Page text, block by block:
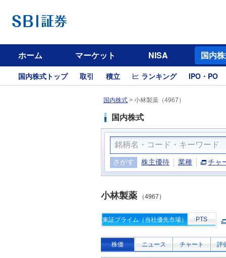
ホーム マーケット NISA 国内
国内株式トップ 取引 積立 ランキング IPO・PO
国内株式 > 小林製薬（4967）
国内株式
さがす 株主優待 業種 チャ
小林製薬 （4967）
東証プライム（当社優先市場） PTS
株価 ニュース チャート 評